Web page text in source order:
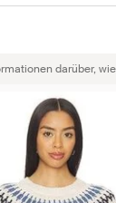
darüber,